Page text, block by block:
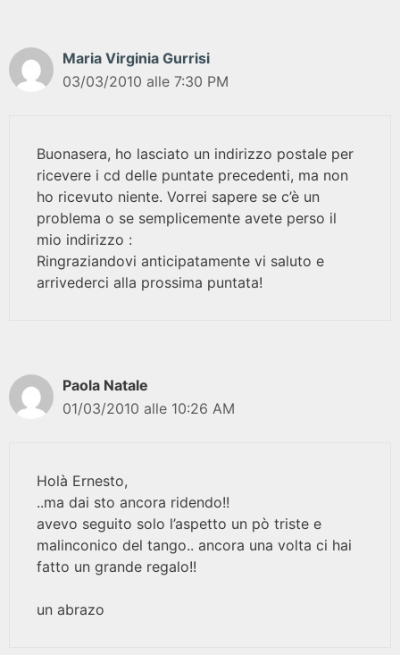
Maria Virginia Gurrisi
03/03/2010 alle 7:30 PM
Buonasera, ho lasciato un indirizzo postale per
ricevere i cd delle puntate precedenti, ma non
ho ricevuto niente. Vorrei sapere se c’è un
problema o se semplicemente avete perso il
mio indirizzo :
Ringraziandovi anticipatamente vi saluto e
arrivederci alla prossima puntata!
Paola Natale
01/03/2010 alle 10:26 AM
Holà Ernesto,
..ma dai sto ancora ridendo!!
avevo seguito solo l’aspetto un pò triste e
malinconico del tango.. ancora una volta ci hai
fatto un grande regalo!!
un abrazo